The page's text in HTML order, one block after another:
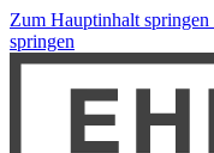
Zum Hauptinhalt springen
springen